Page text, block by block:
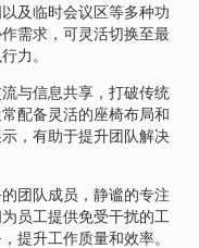
及临时会议区等多种功
需求，可灵活切换至最
力。
与信息共享，打破传统
配备灵活的座椅布局和
，有助于提升团队解决
团队成员，静谧的专注
员工提供免受干扰的工
提升工作质量和效率。